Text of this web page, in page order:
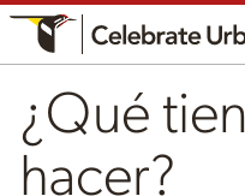
¿Qué
hacer?